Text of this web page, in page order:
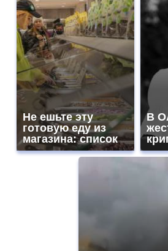
Не ешьте эту
готовую еду из
магазина: список
В